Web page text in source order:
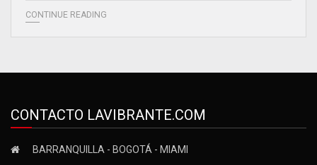
CONTINUE READING
CONTACTO LAVIBRANTE.COM
BARRANQUILLA - BOGOTÁ - MIAMI